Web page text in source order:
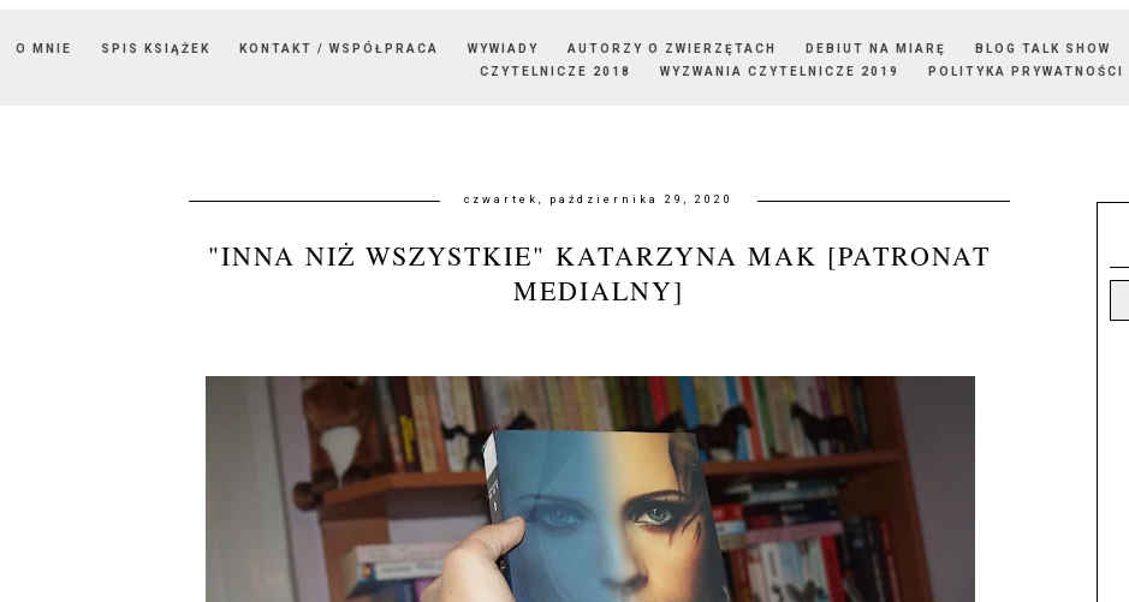
O MNIE SPIS KSIĄŻEK KONTAKT / WSPÓŁPRACA WYWIADY AUTORZY O ZWIERZĘTACH DEBIUT NA MIARĘ BLOG TALK SHOW
CZYTELNICZE 2018
WYZWANIA CZYTELNICZE 2019 POLITYKA PRYWATNOŚCI
czwartek, października 29, 2020
"INNA NIŻ WSZYSTKIE" KATARZYNA MAK [PATRONAT
MEDIALNY]